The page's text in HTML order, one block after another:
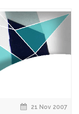
21 Nov 2007